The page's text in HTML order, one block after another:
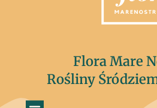
Flora Mare
Rośliny